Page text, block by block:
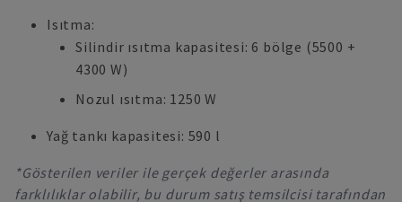
Isıtma:
Silindir ısıtma kapasitesi: 6 bölge (5500 +
4300 W)
Nozul ısıtma: 1250 W
Yağ tankı kapasitesi: 590 l
*Gösterilen veriler ile gerçek değerler arasında
farklılıklar olabilir, bu durum satış temsilcisi tarafından